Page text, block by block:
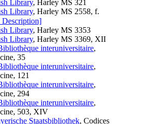
Library, Harley MS 321
Library, Harley MS 2558, f.
Library, Harley MS 3353
Library, Harley MS 3369, XII
interuniversitaire,
35
interuniversitaire,
121
interuniversitaire,
294
interuniversitaire,
503, XIV
Staatsbibliothek, Codices